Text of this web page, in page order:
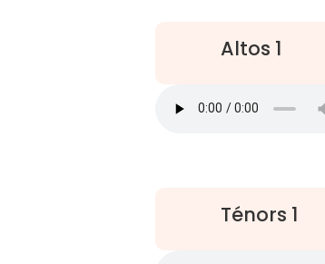
Altos 1
Ténors 1